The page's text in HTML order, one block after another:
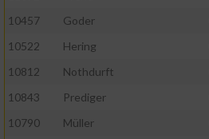
10457
Goder
10522
Hering
10812
Nothdurft
10843
Prediger
10790
Müller